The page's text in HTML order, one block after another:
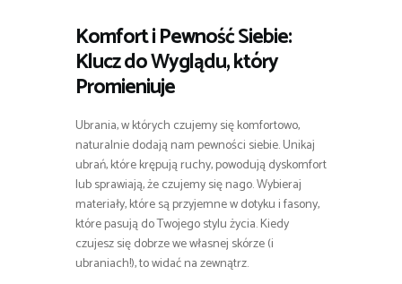
Komfort i Pewność Siebie:
Klucz do Wyglądu, który
Promieniuje
Ubrania, w których czujemy się komfortowo,
naturalnie dodają nam pewności siebie. Unikaj
ubrań, które krępują ruchy, powodują dyskomfort
lub sprawiają, że czujemy się nago. Wybieraj
materiały, które są przyjemne w dotyku i fasony,
które pasują do Twojego stylu życia. Kiedy
czujesz się dobrze we własnej skórze (i
ubraniach!), to widać na zewnątrz.